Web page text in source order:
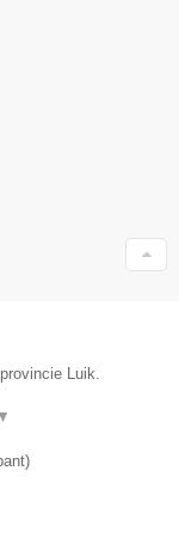
Luik.
▼
)